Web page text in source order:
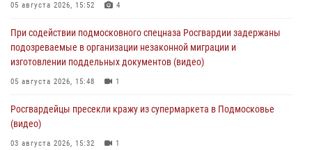
05 августа 2026, 15:52 4
При содействии подмосковного спецназа Росгвардии задержаны
подозреваемые в организации незаконной миграции и
изготовлении поддельных документов (видео)
05 августа 2026, 15:48 1
Росгвардейцы пресекли кражу из супермаркета в Подмосковье
(видео)
03 августа 2026, 15:32 1